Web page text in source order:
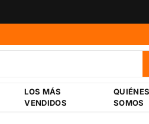
LOS MÁS
VENDIDOS
QUIÉNES
SOMOS